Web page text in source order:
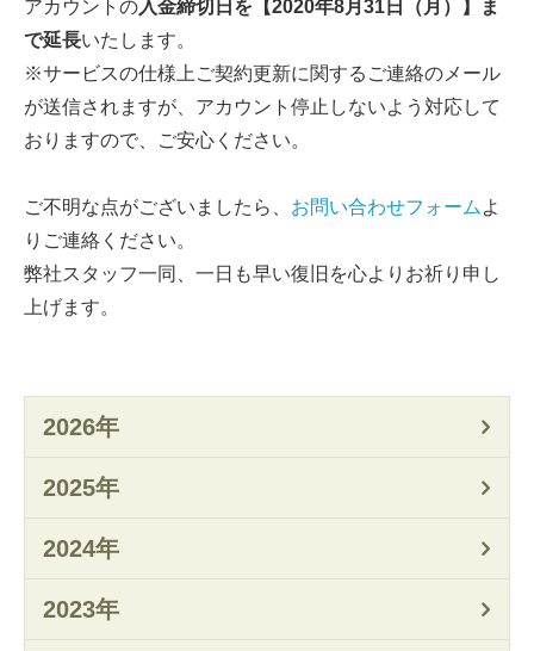
アカウントの入金締切日を【2020年8月31日（月）】ま
で延長いたします。
※サービスの仕様上ご契約更新に関するご連絡のメール
が送信されますが、アカウント停止しないよう対応して
おりますので、ご安心ください。
ご不明な点がございましたら、 お問い合わせフォーム よ
りご連絡ください。
弊社スタッフ一同、一日も早い復旧を心よりお祈り申し
上げます。
2026年
2025年
2024年
2023年